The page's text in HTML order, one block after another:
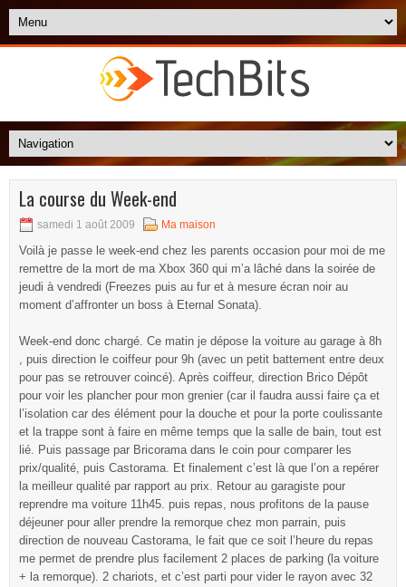
La course du Week-end
samedi 1 août 2009 Ma maison
Voilà je passe le week-end chez les parents occasion pour moi de me
remettre de la mort de ma Xbox 360 qui m’a lâché dans la soirée de
jeudi à vendredi (Freezes puis au fur et à mesure écran noir au
moment d’affronter un boss à Eternal Sonata).
Week-end donc chargé. Ce matin je dépose la voiture au garage à 8h
, puis direction le coiffeur pour 9h (avec un petit battement entre deux
pour pas se retrouver coincé). Après coiffeur, direction Brico Dépôt
pour voir les plancher pour mon grenier (car il faudra aussi faire ça et
l’isolation car des élément pour la douche et pour la porte coulissante
et la trappe sont à faire en même temps que la salle de bain, tout est
lié. Puis passage par Bricorama dans le coin pour comparer les
prix/qualité, puis Castorama. Et finalement c’est là que l’on a repérer
la meilleur qualité par rapport au prix. Retour au garagiste pour
reprendre ma voiture 11h45. puis repas, nous profitons de la pause
déjeuner pour aller prendre la remorque chez mon parrain, puis
direction de nouveau Castorama, le fait que ce soit l’heure du repas
me permet de prendre plus facilement 2 places de parking (la voiture
+ la remorque). 2 chariots, et c’est parti pour vider le rayon avec 32